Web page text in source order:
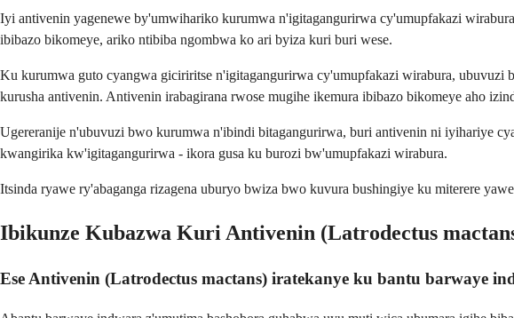
Iyi antivenin yagenewe by'umwihariko kurumwa n'igitagangurirwa cy'umupfakazi
ibibazo bikomeye, ariko ntibiba ngombwa ko ari byiza kuri buri wese.
Ku kurumwa guto cyangwa giciriritse n'igitagangurirwa cy'umupfakazi wirabura, ubuvuzi
kurusha antivenin. Antivenin irabagirana rwose mugihe ikemura ibibazo bikomeye aho
Ugereranije n'ubuvuzi bwo kurumwa n'ibindi bitagangurirwa, buri antivenin ni iyihariye
kwangirika kw'igitagangurirwa - ikora gusa ku burozi bw'umupfakazi wirabura.
Itsinda ryawe ry'abaganga rizagena uburyo bwiza bwo kuvura bushingiye ku miterere
Ibikunze Kubazwa Kuri Antivenin (Latrodectus
Ese Antivenin (Latrodectus mactans) iratekanye ku bantu barwaye